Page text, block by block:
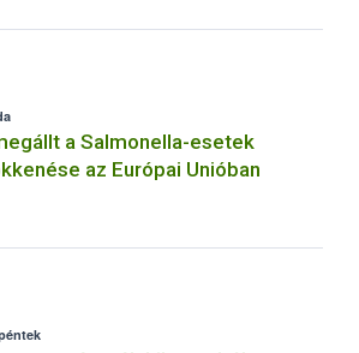
a Salmonella-esetek
az Európai Unióban